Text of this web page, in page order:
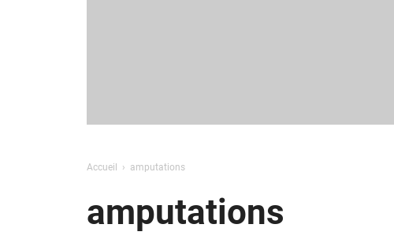
Accueil amputations
amputations